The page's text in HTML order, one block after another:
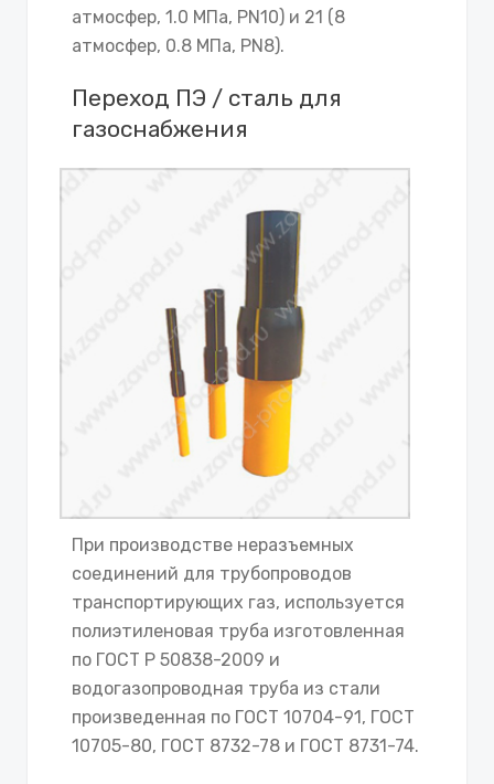
атмосфер, 1.0 МПа, PN10) и 21 (8
атмосфер, 0.8 МПа, PN8).
Переход ПЭ / сталь для
газоснабжения
При производстве неразъемных
соединений для трубопроводов
транспортирующих газ, используется
полиэтиленовая труба изготовленная
по ГОСТ Р 50838-2009 и
водогазопроводная труба из стали
произведенная по ГОСТ 10704-91, ГОСТ
10705-80, ГОСТ 8732-78 и ГОСТ 8731-74.